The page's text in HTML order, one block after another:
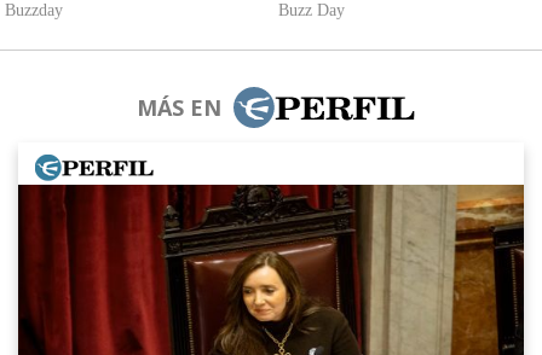
MÁS EN